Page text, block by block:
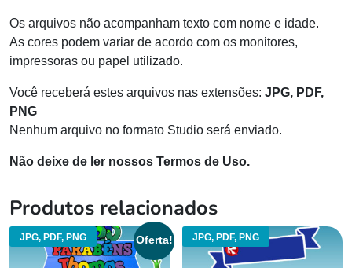
Os arquivos não acompanham texto com nome e idade.
As cores podem variar de acordo com os monitores,
impressoras ou papel utilizado.
Você receberá estes arquivos nas extensões: JPG, PDF,
PNG
Nenhum arquivo no formato Studio será enviado.
Não deixe de ler nossos Termos de Uso.
Produtos relacionados
JPG, PDF, PNG Oferta! JPG, PDF, PNG